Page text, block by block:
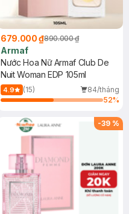
679.000 ₫890.000 ₫
Armaf
Nước Hoa Nữ Armaf Club De
Nuit Woman EDP 105ml
4.9 (15)
84/tháng
52%
-39 %